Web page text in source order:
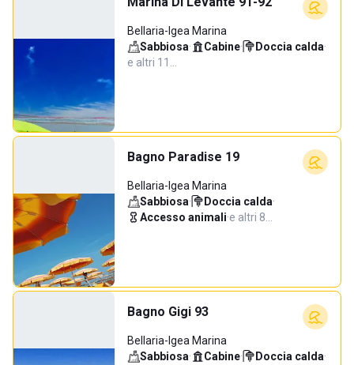
Bellaria-Igea Marina
Sabbiosa· Cabine· Doccia calda·
e altri 11…
Bagno Paradise 19
Bellaria-Igea Marina
Sabbiosa· Doccia calda·
Accesso animali·e altri 8…
Bagno Gigi 93
Bellaria-Igea Marina
Sabbiosa· Cabine· Doccia calda·